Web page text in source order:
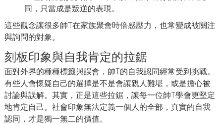
同，只當成是叛逆的表現。
這些觀念讓很多帥T在家族聚會時倍感壓力，也常變成被關注
與詢問的對象。
刻板印象與自我肯定的拉鋸
面對外界的種種標籤與誤會，帥T的自我認同經常受到挑戰。
有些人會懷疑自己的選擇是不是會讓親人難堪，或是擔心被
討論與誤解。其實，正是這些拉鋸，讓每一位帥T學會更堅定
地肯定自己。社會印象無法定義一個人的全部，真實的自我
認同，才是獨一無二的價值。